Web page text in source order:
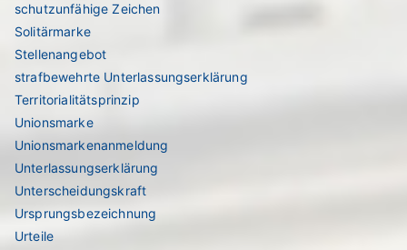
schutzunfähige Zeichen
Solitärmarke
Stellenangebot
strafbewehrte Unterlassungserklärung
Territorialitätsprinzip
Unionsmarke
Unionsmarkenanmeldung
Unterlassungserklärung
Unterscheidungskraft
Ursprungsbezeichnung
Urteile